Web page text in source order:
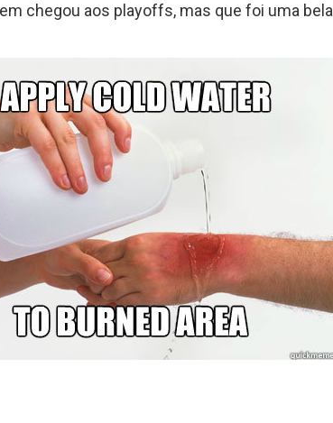
chegou aos playoffs, mas que foi uma